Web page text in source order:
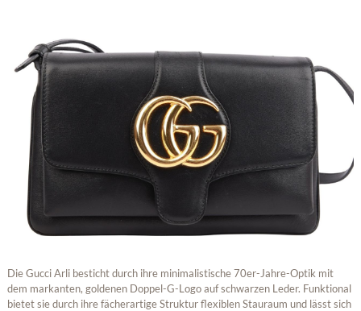
Die Gucci Arli besticht durch ihre minimalistische 70er-Jahre-Optik mit
dem markanten, goldenen Doppel-G-Logo auf schwarzen Leder. Funktional
bietet sie durch ihre fächerartige Struktur flexiblen Stauraum und lässt sich